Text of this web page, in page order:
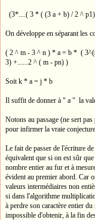
(3*....( 3 * ( (3 a + b) / 2 ^
On développe en séparant les
( 2 ^ m - 3 ^ n ) * a = b * (
3) +......2 ^ ( m - pn) )
Soit k * a = j * b
Il suffit de donner à " a " la
Notons au passage (ne sert
pour infirmer la vraie
Le fait de passer de l'écriture
équivalent que si on est sûr
nombre entier au fur et à
évident au premier abord. Car
valeurs intermédiaires non
si dans l'algorithme
à perdre son caractère entier
impossible d'obtenir, à la fin